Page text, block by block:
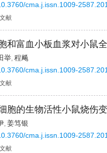
cma.j.issn.1009-
献
和富血小板血浆对小鼠
举, 程飚
cma.j.issn.1009-
献
胞的生物活性小鼠烧伤
, 姜笃银
cma.j.issn.1009-
献